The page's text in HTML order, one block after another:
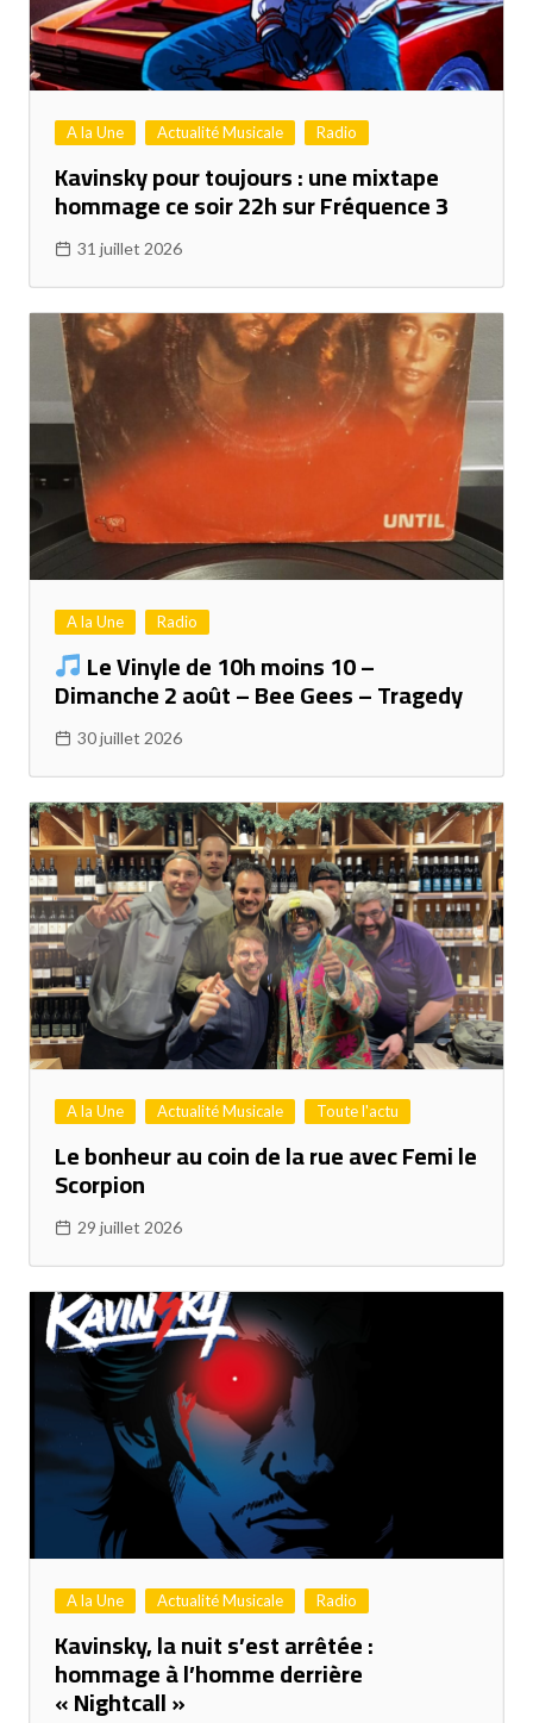
A la Une Actualité Musicale Radio
Kavinsky pour toujours : une mixtape
hommage ce soir 22h sur Fréquence 3
31 juillet 2026
A la Une Radio
Le Vinyle de 10h moins 10 –
Dimanche 2 août – Bee Gees – Tragedy
30 juillet 2026
A la Une Actualité Musicale Toute l'actu
Le bonheur au coin de la rue avec Femi le
Scorpion
29 juillet 2026
A la Une Actualité Musicale Radio
Kavinsky, la nuit s’est arrêtée :
hommage à l’homme derrière
« Nightcall »